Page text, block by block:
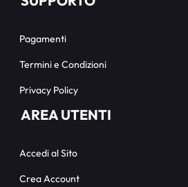
Pagamenti
Termini e Condizioni
Privacy Policy
AREA UTENTI
Accedi al Sito
Crea Account